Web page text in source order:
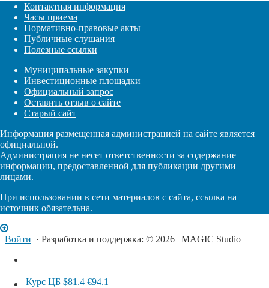
Контактная информация
Часы приема
Нормативно-правовые акты
Публичные слушания
Полезные ссылки
Муниципальные закупки
Инвестиционные площадки
Официальный запрос
Оставить отзыв о сайте
Старый сайт
Информация размещенная администрацией на сайте является
официальной.
Администрация не несет ответственности за содержание
информации, предоставленной для публикации другими
лицами.
При использовании в сети материалов с сайта, ссылка на
источник обязательна.
Войти · Разработка и поддержка: © 2026 | MAGIC Studio
Курс ЦБ $81.4 €94.1